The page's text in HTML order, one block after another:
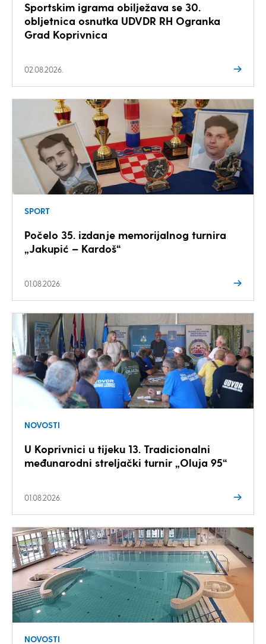
Sportskim igrama obilježava se 30.
obljetnica osnutka UDVDR RH Ogranka
Grad Koprivnica
02.08.2026.
SPORT
Počelo 35. izdanje memorijalnog turnira
„Jakupić – Kardoš“
01.08.2026.
NOVOSTI
U Koprivnici u tijeku 13. Tradicionalni
međunarodni streljački turnir „Oluja 95“
01.08.2026.
NOVOSTI